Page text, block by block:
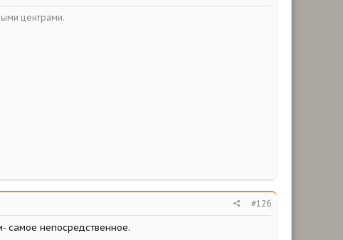
центрами.
#126
самое непосредственное.